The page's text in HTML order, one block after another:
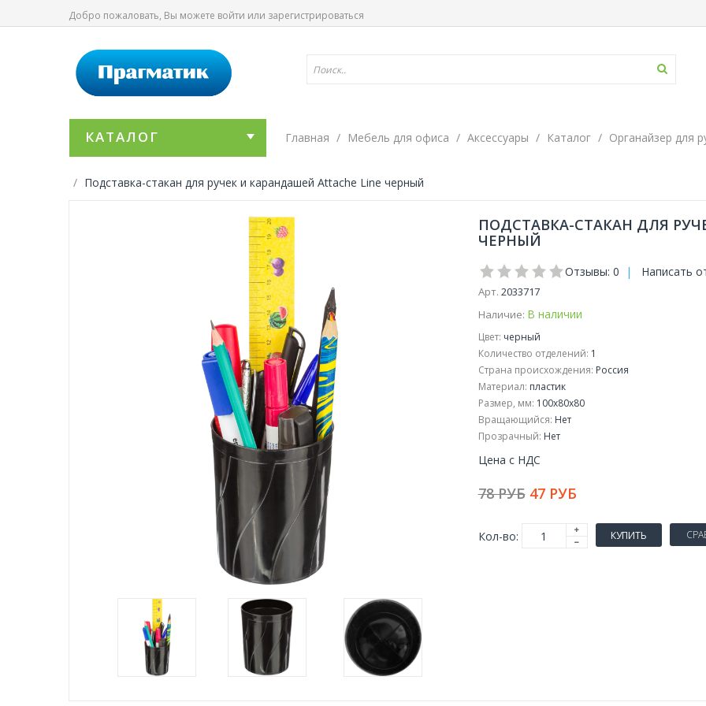
Добро пожаловать, Вы можете войти или зарегистрироваться
КАТАЛОГ Главная Мебель для офиса Аксессуары Каталог Органайзер для
Подставка-стакан для ручек и карандашей Attache Line черный
ПОДСТАВКА-СТАКАН ДЛЯ
ЧЕРНЫЙ
Отзывы: 0 | Написать
Арт. 2033717
Наличие: В наличии
Цвет: черный
Количество отделений: 1
Страна происхождения: Россия
Материал: пластик
Размер, мм: 100x80x80
Вращающийся: Нет
Прозрачный: Нет
Цена с НДС
78 РУБ 47 РУБ
Кол-во: КУПИТЬ